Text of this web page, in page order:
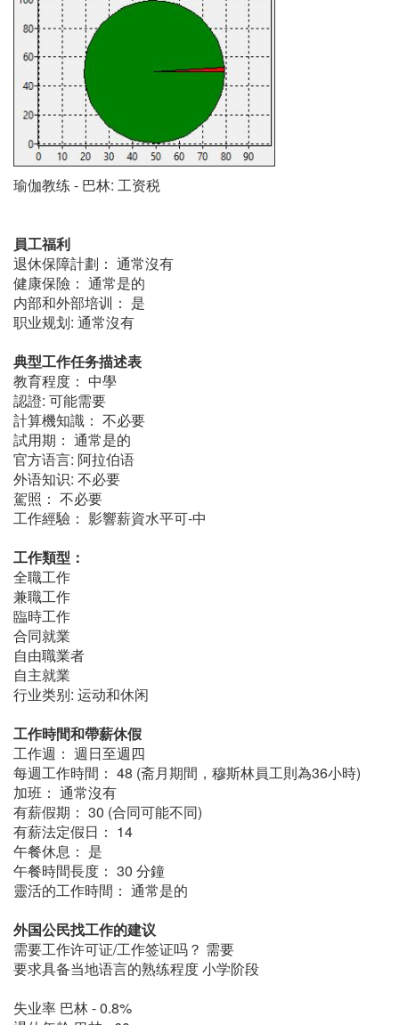
瑜伽教练 - 巴林: 工资税
員工福利
退休保障計劃： 通常沒有
健康保險： 通常是的
内部和外部培训： 是
职业规划: 通常沒有
典型工作任务描述表
教育程度： 中學
認證: 可能需要
計算機知識： 不必要
試用期： 通常是的
官方语言: 阿拉伯语
外语知识: 不必要
駕照： 不必要
工作經驗： 影響薪資水平可-中
工作類型：
全職工作
兼職工作
臨時工作
合同就業
自由職業者
自主就業
行业类别: 运动和休闲
工作時間和帶薪休假
工作週： 週日至週四
每週工作時間： 48 (斋月期間，穆斯林員工則為36小時)
加班： 通常沒有
有薪假期： 30 (合同可能不同)
有薪法定假日： 14
午餐休息： 是
午餐時間長度： 30 分鐘
靈活的工作時間： 通常是的
外国公民找工作的建议
需要工作许可证/工作签证吗？ 需要
要求具备当地语言的熟练程度 小学阶段
失业率 巴林 - 0.8%